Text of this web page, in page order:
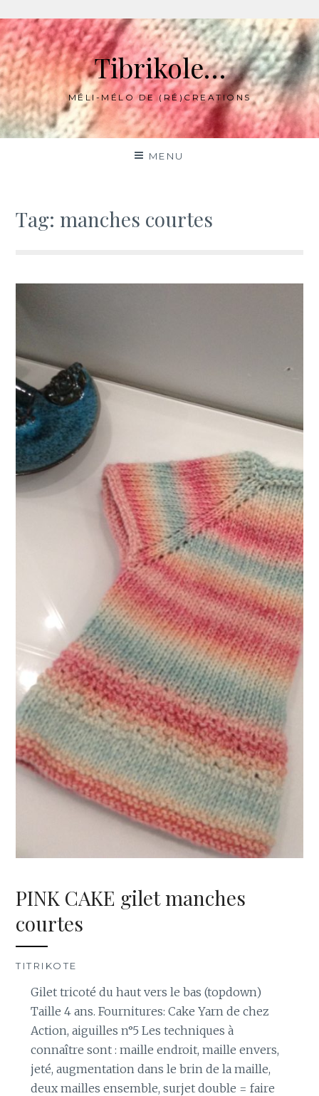
Skip
to
content
Tibrikole…
MÉLI-MÉLO DE (RÉ)CREATIONS
MENU
Tag: manches courtes
PINK CAKE gilet manches
courtes
TITRIKOTE
Gilet tricoté du haut vers le bas (topdown)
Taille 4 ans. Fournitures: Cake Yarn de chez
Action, aiguilles n°5 Les techniques à
connaître sont : maille endroit, maille envers,
jeté, augmentation dans le brin de la maille,
deux mailles ensemble, surjet double = faire